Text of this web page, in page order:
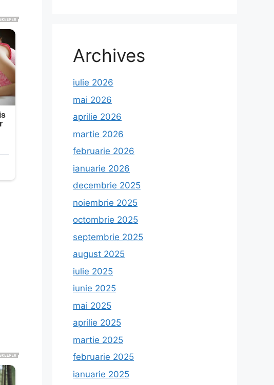
Archives
iulie 2026
mai 2026
aprilie 2026
martie 2026
februarie 2026
ianuarie 2026
decembrie 2025
noiembrie 2025
octombrie 2025
septembrie 2025
august 2025
iulie 2025
iunie 2025
mai 2025
aprilie 2025
martie 2025
februarie 2025
ianuarie 2025